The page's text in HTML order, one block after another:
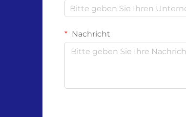
Nachricht